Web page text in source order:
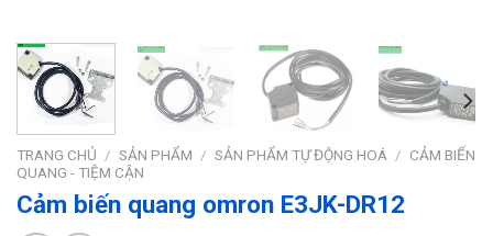
TRANG CHỦ / SẢN PHẨM / SẢN PHẨM TỰ ĐỘNG HOÁ / CẢM BIẾN
QUANG - TIỆM CẬN
Cảm biến quang omron E3JK-DR12